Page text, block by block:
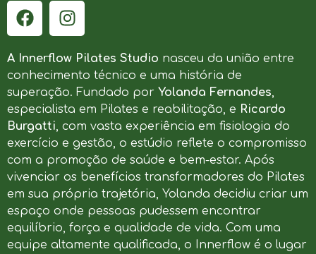
A Innerflow Pilates Studio nasceu da união entre
conhecimento técnico e uma história de
superação. Fundado por Yolanda Fernandes,
especialista em Pilates e reabilitação, e Ricardo
Burgatti, com vasta experiência em fisiologia do
exercício e gestão, o estúdio reflete o compromisso
com a promoção de saúde e bem-estar. Após
vivenciar os benefícios transformadores do Pilates
em sua própria trajetória, Yolanda decidiu criar um
espaço onde pessoas pudessem encontrar
equilíbrio, força e qualidade de vida. Com uma
equipe altamente qualificada, o Innerflow é o lugar